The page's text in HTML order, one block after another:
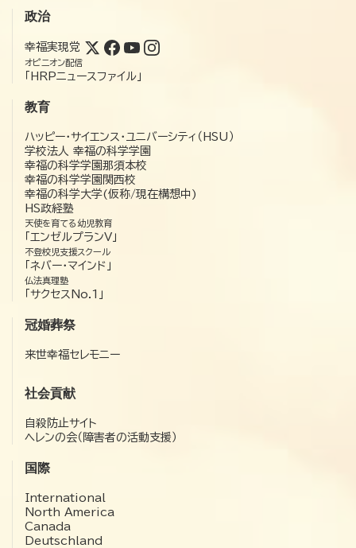
政治
幸福実現党
オピニオン配信
「HRPニュースファイル」
教育
ハッピー・サイエンス・ユニバーシティ（HSU）
学校法人 幸福の科学学園
幸福の科学学園那須本校
幸福の科学学園関西校
幸福の科学大学(仮称/現在構想中)
HS政経塾
天使を育てる幼児教育
「エンゼルプランV」
不登校児支援スクール
「ネバー・マインド」
仏法真理塾
「サクセスNo.1」
冠婚葬祭
来世幸福セレモニー
社会貢献
自殺防止サイト
ヘレンの会（障害者の活動支援）
国際
International
North America
Canada
Deutschland